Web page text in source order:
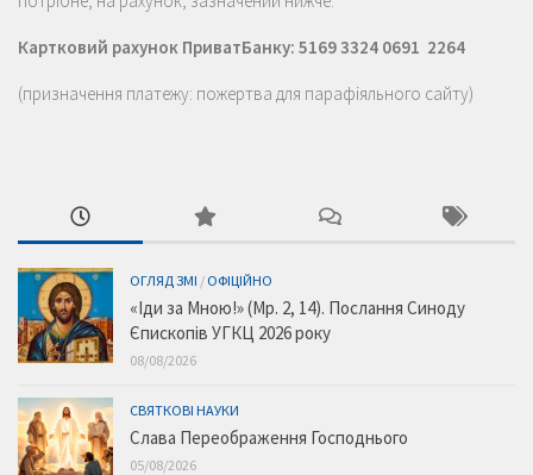
Картковий рахунок ПриватБанку: 5169 3324 0691 2264
(призначення платежу: пожертва для парафіяльного сайту)
ОГЛЯД ЗМІ / ОФІЦІЙНО
«Іди за Мною!» (Мр. 2, 14). Послання Синоду
Єпископів УГКЦ 2026 року
08/08/2026
СВЯТКОВІ НАУКИ
Слава Переображення Господнього
05/08/2026